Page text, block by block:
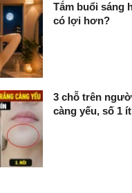
Tắm buổi sáng
có lợi hơn?
3 chỗ trên
càng yếu, số 1